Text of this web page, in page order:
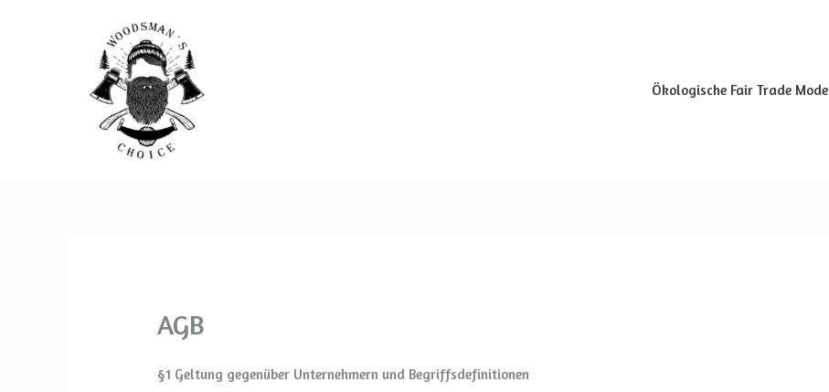
Ökologische Fair Trade Mode
AGB
§1 Geltung gegenüber Unternehmern und Begriffsdefinitionen